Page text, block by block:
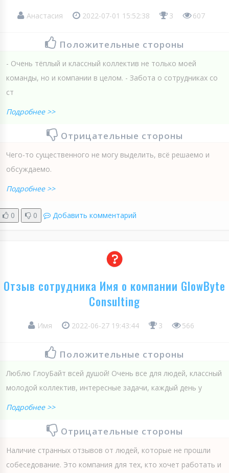
Анастасия 2022-07-01 15:52:38 3 607
Положительные стороны
- Очень тёплый и классный коллектив не только моей
команды, но и компании в целом. - Забота о сотрудниках со
ст
Подробнее >>
Отрицательные стороны
Чего-то существенного не могу выделить, всё решаемо и
обсуждаемо.
Подробнее >>
0 0 Добавить комментарий
Отзыв сотрудника Имя о компании GlowByte
Consulting
Имя 2022-06-27 19:43:44 3 566
Положительные стороны
Люблю ГлоуБайт всей душой! Очень все для людей, классный
молодой коллектив, интересные задачи, каждый день у
Подробнее >>
Отрицательные стороны
Наличие странных отзывов от людей, которые не прошли
собеседование. Это компания для тех, кто хочет работать и